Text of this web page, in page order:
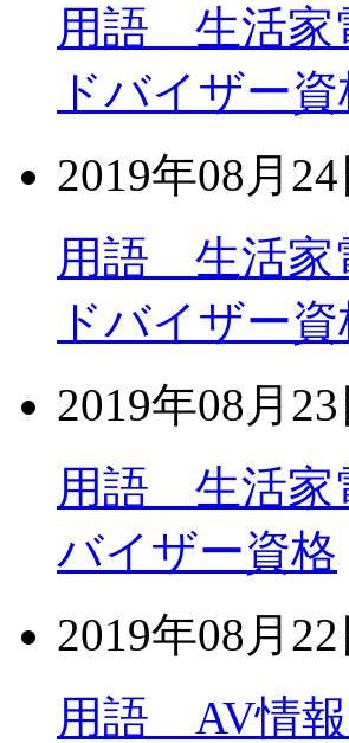
用語 生活家
ドバイザー
2019年08月24
用語 生活家
ドバイザー
2019年08月23
用語 生活家
バイザー資格
2019年08月22
用語 AV情報